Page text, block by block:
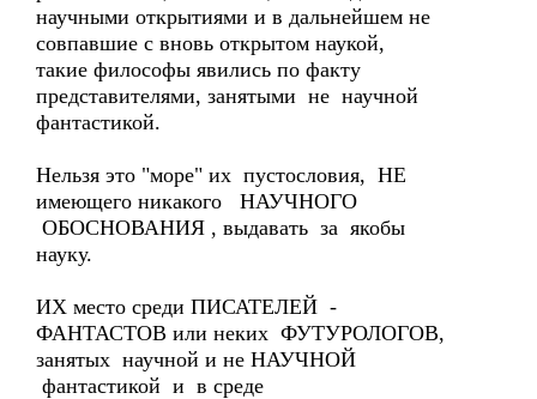
научными открытиями и в дальнейшем не
совпавшие с вновь открытом наукой,
такие философы явились по факту
представителями, занятыми не научной
фантастикой.
Нельзя это "море" их пустословия, НЕ
имеющего никакого НАУЧНОГО
ОБОСНОВАНИЯ , выдавать за якобы
науку.
ИХ место среди ПИСАТЕЛЕЙ -
ФАНТАСТОВ или неких ФУТУРОЛОГОВ,
занятых научной и не НАУЧНОЙ
фантастикой и в среде